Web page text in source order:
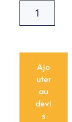
Ajo
uter
au
devi
s